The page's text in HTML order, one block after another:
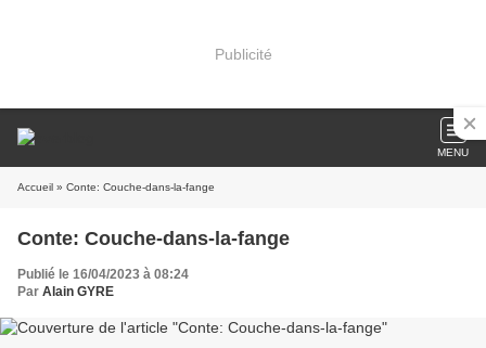
Publicité
MENU
Accueil » Conte: Couche-dans-la-fange
Conte: Couche-dans-la-fange
Publié le 16/04/2023 à 08:24
Par Alain GYRE